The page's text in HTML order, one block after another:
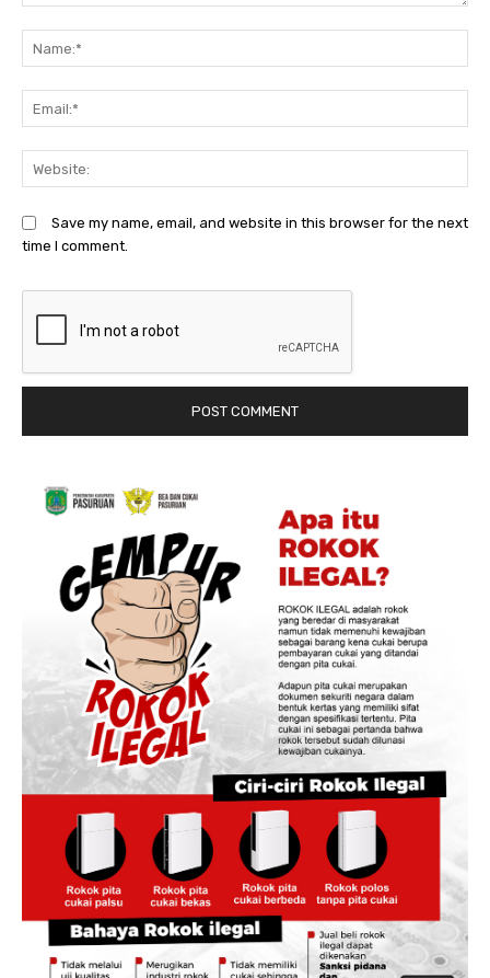
Save my name, email, and website in this browser for the next
time I comment.